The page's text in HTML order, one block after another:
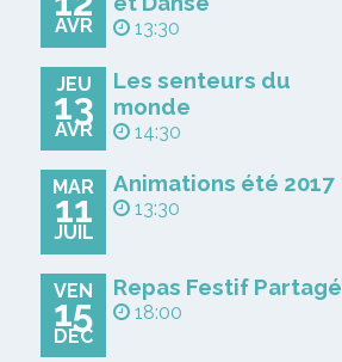
AVR 13:30
JEU
13
AVR
Les senteurs du
monde
14:30
MAR
11
JUIL
Animations été 2017
13:30
VEN
15
DÉC
Repas Festif Partagé
18:00